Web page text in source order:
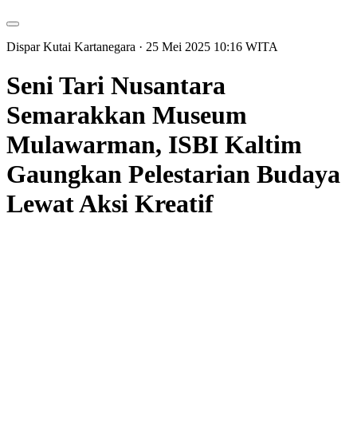
Dispar Kutai Kartanegara · 25 Mei 2025 10:16 WITA
Seni Tari Nusantara
Semarakkan Museum
Mulawarman, ISBI Kaltim
Gaungkan Pelestarian Budaya
Lewat Aksi Kreatif